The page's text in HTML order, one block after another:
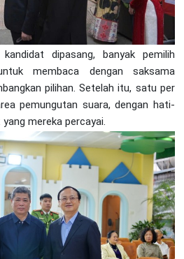
dipasang, banyak pemilih
membaca dengan saksama
pilihan. Setelah itu, satu per
pemungutan suara, dengan hati-
mereka percayai.